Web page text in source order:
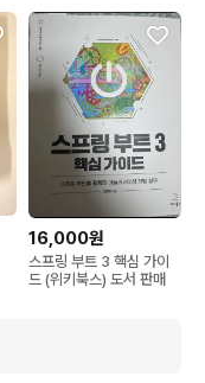
16,000원
스프링 부트 3 핵심 가이
드 (위키북스) 도서 판매